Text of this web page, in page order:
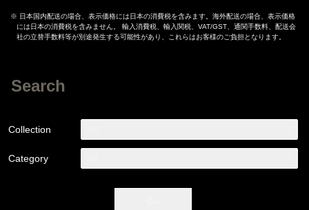
※ 日本国内配送の場合、表示価格には日本の消費税を含みます。海外配送の場合、表示価格
には日本の消費税を含みません。 輸入消費税、輸入関税、VAT/GST、通関手数料、配送会
社の立替手数料等が別途発生する可能性があり、これらはお客様のご負担となります。
Search
Collection
Category